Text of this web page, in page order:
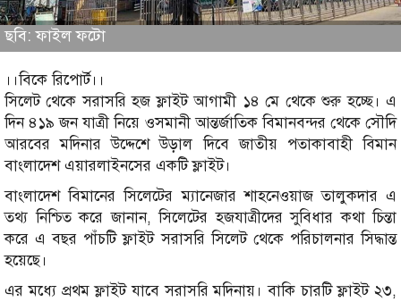
ছবি: ফাইল ফটো
।।বিকে রিপোর্ট।।
সিলেট থেকে সরাসরি হজ ফ্লাইট আগামী ১৪ মে থেকে শুরু হচ্ছে। এ
দিন ৪১৯ জন যাত্রী নিয়ে ওসমানী আন্তর্জাতিক বিমানবন্দর থেকে সৌদি
আরবের মদিনার উদ্দেশে উড়াল দিবে জাতীয় পতাকাবাহী বিমান
বাংলাদেশ এয়ারলাইনসের একটি ফ্লাইট।
বাংলাদেশ বিমানের সিলেটের ম্যানেজার শাহনেওয়াজ তালুকদার এ
তথ্য নিশ্চিত করে জানান, সিলেটের হজযাত্রীদের সুবিধার কথা চিন্তা
করে এ বছর পাঁচটি ফ্লাইট সরাসরি সিলেট থেকে পরিচালনার সিদ্ধান্ত
হয়েছে।
এর মধ্যে প্রথম ফ্লাইট যাবে সরাসরি মদিনায়। বাকি চারটি ফ্লাইট ২৩,